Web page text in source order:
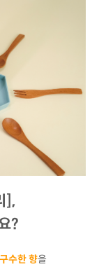
],
?
수한 향을